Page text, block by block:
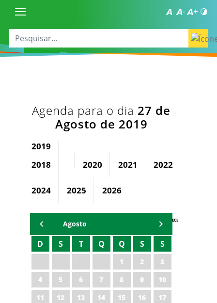
Agenda para o dia 27 de
Agosto de 2019
2019
2018
2020 2021 2022
2024 2025 2026
AGENDA IPECE
Agosto
D S T Q Q S S
1 2
3
4
5 6 7 8 9
10
11
12 13 14 15 16
17